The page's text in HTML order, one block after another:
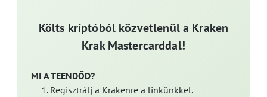
Költs kriptóból közvetlenül a Kraken
Krak Mastercarddal!
MI A TEENDŐD?
Regisztrálj a Krakenre a linkünkkel.